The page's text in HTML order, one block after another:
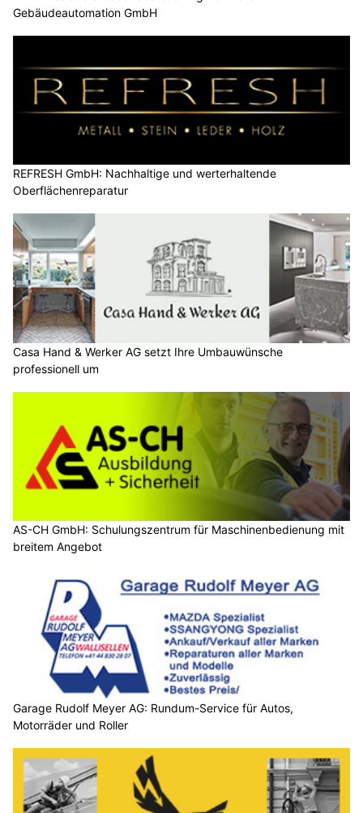
Gebäudeautomation GmbH
REFRESH GmbH: Nachhaltige und werterhaltende
Oberflächenreparatur
Casa Hand & Werker AG setzt Ihre Umbauwünsche
professionell um
AS-CH GmbH: Schulungszentrum für Maschinenbedienung mit
breitem Angebot
Garage Rudolf Meyer AG: Rundum-Service für Autos,
Motorräder und Roller